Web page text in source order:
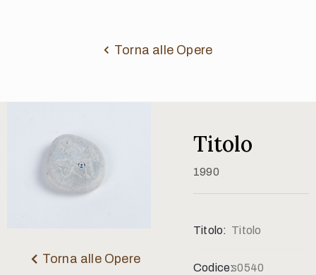
critici
Contatti
Torna alle Opere
Torna alle Opere
Titolo
1990
Titolo: Titolo
Codice:s0540